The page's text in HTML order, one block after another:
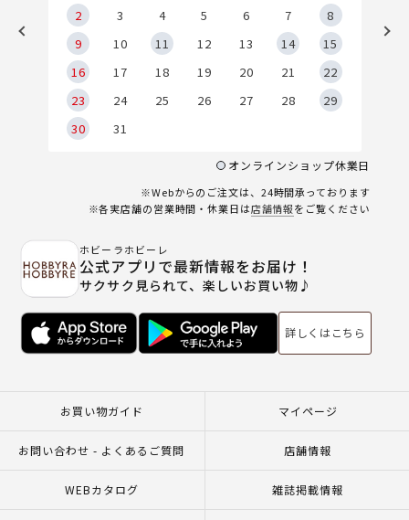
2
3 4 5 6 7
8
9
10 11 12 13 14
15
16
17 18 19 20 21
22
23
24 25 26 27 28
29
30
31
オンラインショップ休業日
※Webからのご注文は、24時間承っております
※各実店舗の営業時間・休業日は店舗情報をご覧ください
ホビーラホビーレ
公式アプリで最新情報をお届け！
サクサク見られて、楽しいお買い物♪
詳しくはこちら
お買い物ガイド マイページ
お問い合わせ - よくあるご質問 店舗情報
WEBカタログ 雑誌掲載情報